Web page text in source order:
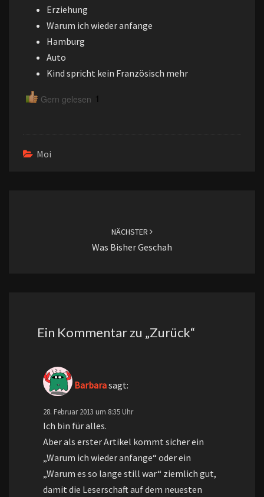
Erziehung
Warum ich wieder anfange
Hamburg
Auto
Kind spricht kein Französisch mehr
Gern gelesen 1
Moi
NÄCHSTER
Was Bisher Geschah
Ein Kommentar zu „Zurück“
Barbarasagt:
28. Februar 2013 um 8:35 Uhr
Ich bin für alles.
Aber als erster Artikel kommt sicher ein
„Warum ich wieder anfange“ oder ein
„Warum es so lange still war“ ziemlich gut,
damit die Leserschaft auf dem neuesten